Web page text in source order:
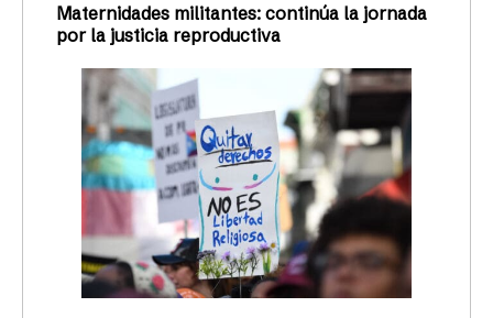
Maternidades militantes: continúa la jornada
por la justicia reproductiva